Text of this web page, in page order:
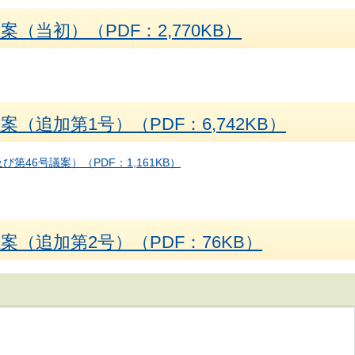
（当初）（PDF：2,770KB）
（追加第1号）（PDF：6,742KB）
第46号議案）（PDF：1,161KB）
（追加第2号）（PDF：76KB）